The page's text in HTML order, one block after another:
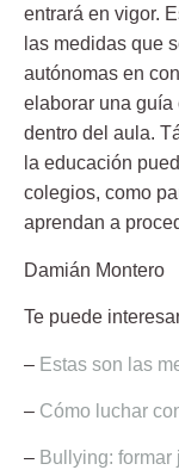
entrará en vigor.
las medidas que
autónomas en
elaborar una guía
dentro del aula.
la educación
colegios, como
aprendan a
Damián Montero
Te puede
– Estas son las
– Cómo luchar
– Bullying: